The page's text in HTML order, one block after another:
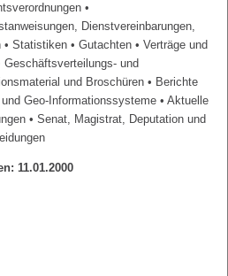
•
Dienstvereinbarungen,
• Statistiken • Gutachten • Verträge und
Geschäftsverteilungs- und
und Broschüren • Berichte
Geo-Informationssysteme • Aktuelle
• Senat, Magistrat, Deputation und
11.01.2000